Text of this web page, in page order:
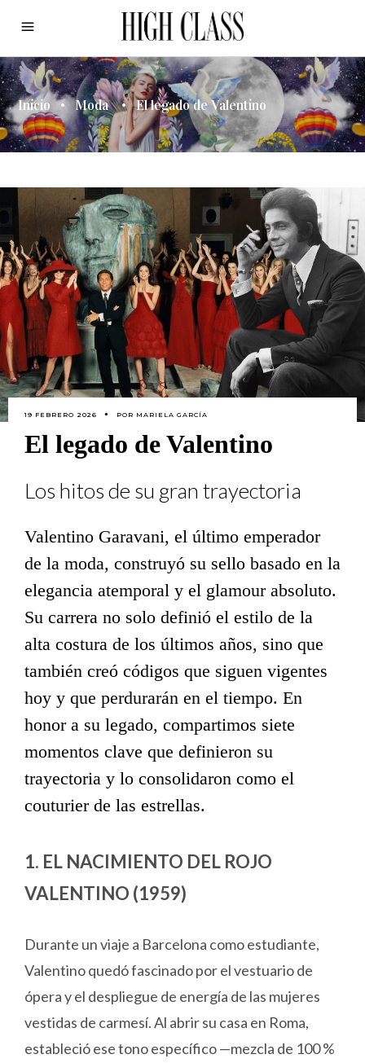
Inicio • Moda • El legado de Valentino
19 FEBRERO 2026 POR MARIELA GARCÍA
El legado de Valentino
Los hitos de su gran trayectoria
Valentino Garavani, el último emperador
de la moda, construyó su sello basado en la
elegancia atemporal y el glamour absoluto.
Su carrera no solo definió el estilo de la
alta costura de los últimos años, sino que
también creó códigos que siguen vigentes
hoy y que perdurarán en el tiempo. En
honor a su legado, compartimos siete
momentos clave que definieron su
trayectoria y lo consolidaron como el
couturier de las estrellas.
1. EL NACIMIENTO DEL ROJO
VALENTINO (1959)
Durante un viaje a Barcelona como estudiante,
Valentino quedó fascinado por el vestuario de
ópera y el despliegue de energía de las mujeres
vestidas de carmesí. Al abrir su casa en Roma,
estableció ese tono específico —mezcla de 100 %